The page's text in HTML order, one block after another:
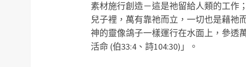
素材施行創造－這是祂留給人類的工作
兒子裡，萬有靠祂而立，一切也是藉祂
神的靈像鴿子一樣運行在水面上，參透
活命 (伯33:4、詩104:30)」。